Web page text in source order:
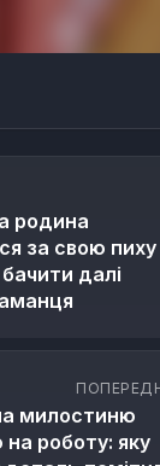
родина
за свою пиху
далі
милостиню
роботу: яку